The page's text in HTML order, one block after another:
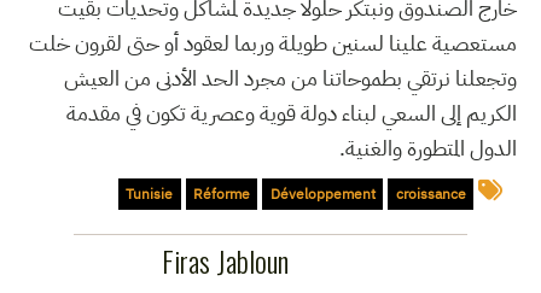
خارج الصندوق ونبتكر حلولا جديدة لمشاكل وتحديات بقيت
مستعصية علينا لسنين طويلة وربما لعقود أو حتى لقرون خلت
وتجعلنا نرتقي بطموحاتنا من مجرد الحد الأدنى من العيش
الكريم إلى السعي لبناء دولة قوية وعصرية تكون في مقدمة
الدول المتطورة والغنية.
croissance
Développement
Réforme
Tunisie
Firas Jabloun